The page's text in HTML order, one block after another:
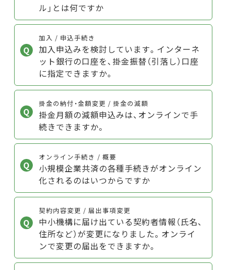
ル」とは何ですか
加入 / 申込手続き
加入申込みを検討しています。インターネ
ット銀行の口座を、掛金振替（引落し）口座
に指定できますか。
掛金の納付・金額変更 / 掛金の減額
掛金月額の減額申込みは、オンラインで手
続きできますか。
オンライン手続き / 概要
小規模企業共済の各種手続きがオンライン
化されるのはいつからですか
契約内容変更 / 届出事項変更
中小機構に届け出ている契約者情報（氏名、
住所など）が変更になりました。オンライ
ンで変更の届出をできますか。